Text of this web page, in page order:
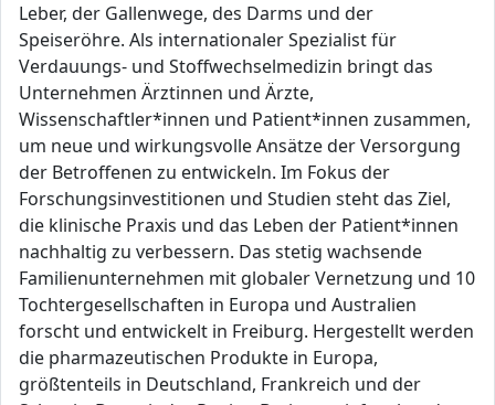
Leber, der Gallenwege, des Darms und der
Speiseröhre. Als internationaler Spezialist für
Verdauungs- und Stoffwechselmedizin bringt das
Unternehmen Ärztinnen und Ärzte,
Wissenschaftler*innen und Patient*innen zusammen,
um neue und wirkungsvolle Ansätze der Versorgung
der Betroffenen zu entwickeln. Im Fokus der
Forschungsinvestitionen und Studien steht das Ziel,
die klinische Praxis und das Leben der Patient*innen
nachhaltig zu verbessern. Das stetig wachsende
Familienunternehmen mit globaler Vernetzung und 10
Tochtergesellschaften in Europa und Australien
forscht und entwickelt in Freiburg. Hergestellt werden
die pharmazeutischen Produkte in Europa,
größtenteils in Deutschland, Frankreich und der